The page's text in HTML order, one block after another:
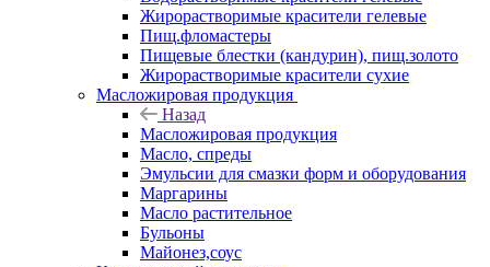
Жирорастворимые красители гелевые
Пищ.фломастеры
Пищевые блестки (кандурин), пищ.золото
Жирорастворимые красители сухие
Масложировая продукция
Назад
Масложировая продукция
Масло, спреды
Эмульсии для смазки форм и оборудования
Маргарины
Масло растительное
Бульоны
Майонез,соус